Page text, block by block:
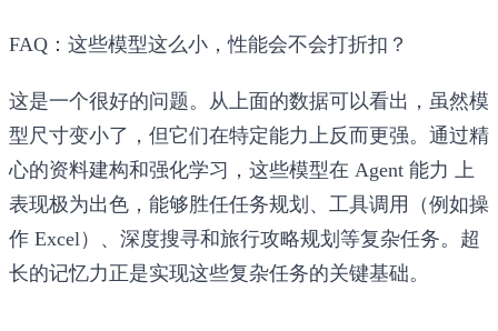
FAQ：这些模型这么小，性能会不会打折扣？
这是一个很好的问题。从上面的数据可以看出，虽然模
型尺寸变小了，但它们在特定能力上反而更强。通过精
心的资料建构和强化学习，这些模型在 Agent 能力 上
表现极为出色，能够胜任任务规划、工具调用（例如操
作 Excel）、深度搜寻和旅行攻略规划等复杂任务。超
长的记忆力正是实现这些复杂任务的关键基础。